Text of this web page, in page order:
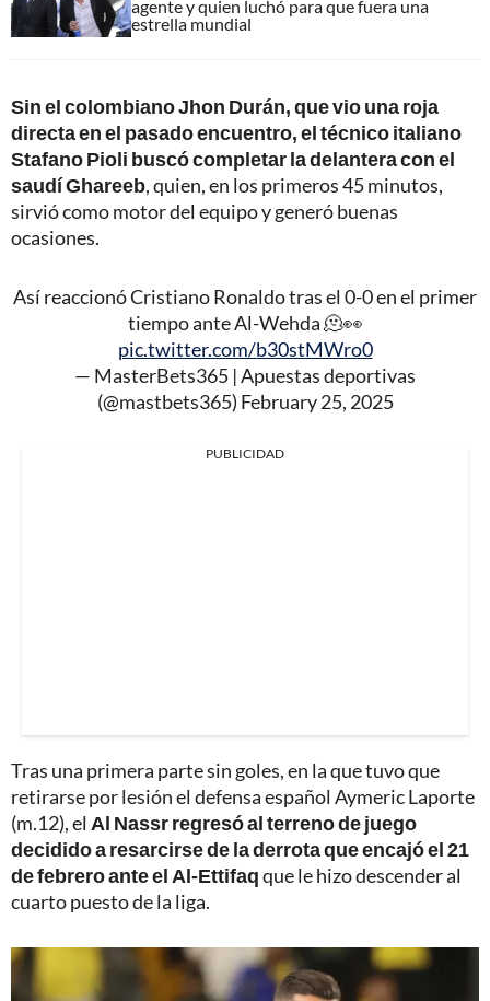
agente y quien luchó para que fuera una
estrella mundial
Sin el colombiano Jhon Durán, que vio una roja
directa en el pasado encuentro, el técnico italiano
Stafano Pioli buscó completar la delantera con el
saudí Ghareeb, quien, en los primeros 45 minutos,
sirvió como motor del equipo y generó buenas
ocasiones.
Así reaccionó Cristiano Ronaldo tras el 0-0 en el primer
tiempo ante Al-Wehda 🫠👀
pic.twitter.com/b30stMWro0
— MasterBets365 | Apuestas deportivas
(@mastbets365) February 25, 2025
PUBLICIDAD
Tras una primera parte sin goles, en la que tuvo que
retirarse por lesión el defensa español Aymeric Laporte
(m.12), el Al Nassr regresó al terreno de juego
decidido a resarcirse de la derrota que encajó el 21
de febrero ante el Al-Ettifaqque le hizo descender al
cuarto puesto de la liga.